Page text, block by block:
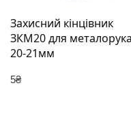
Захисний кінцівник
ЗКМ20 для металорукава
20-21мм
5₴